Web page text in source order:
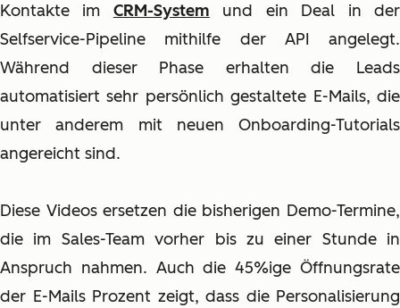
Kontakte im CRM-System und ein Deal in der
Selfservice-Pipeline mithilfe der API angelegt.
Während dieser Phase erhalten die Leads
automatisiert sehr persönlich gestaltete E-Mails, die
unter anderem mit neuen Onboarding-Tutorials
angereicht sind.
Diese Videos ersetzen die bisherigen Demo-Termine,
die im Sales-Team vorher bis zu einer Stunde in
Anspruch nahmen. Auch die 45%ige Öffnungsrate
der E-Mails Prozent zeigt, dass die Personalisierung